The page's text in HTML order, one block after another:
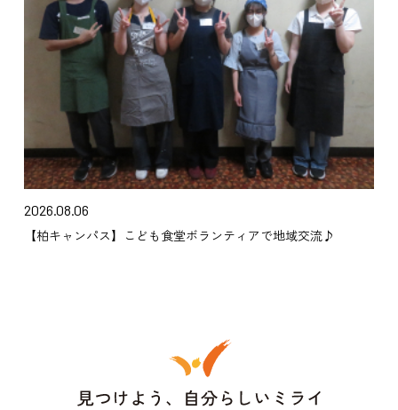
2026.08.06
【柏キャンパス】こども食堂ボランティアで地域交流♪